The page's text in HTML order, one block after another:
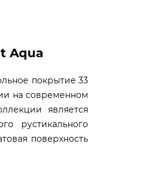
Aqua
покрытие 33
на современном
является
рустикального
поверхность